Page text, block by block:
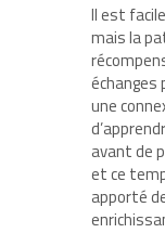
Il est
mais la
une
avant de
et ce
apporté